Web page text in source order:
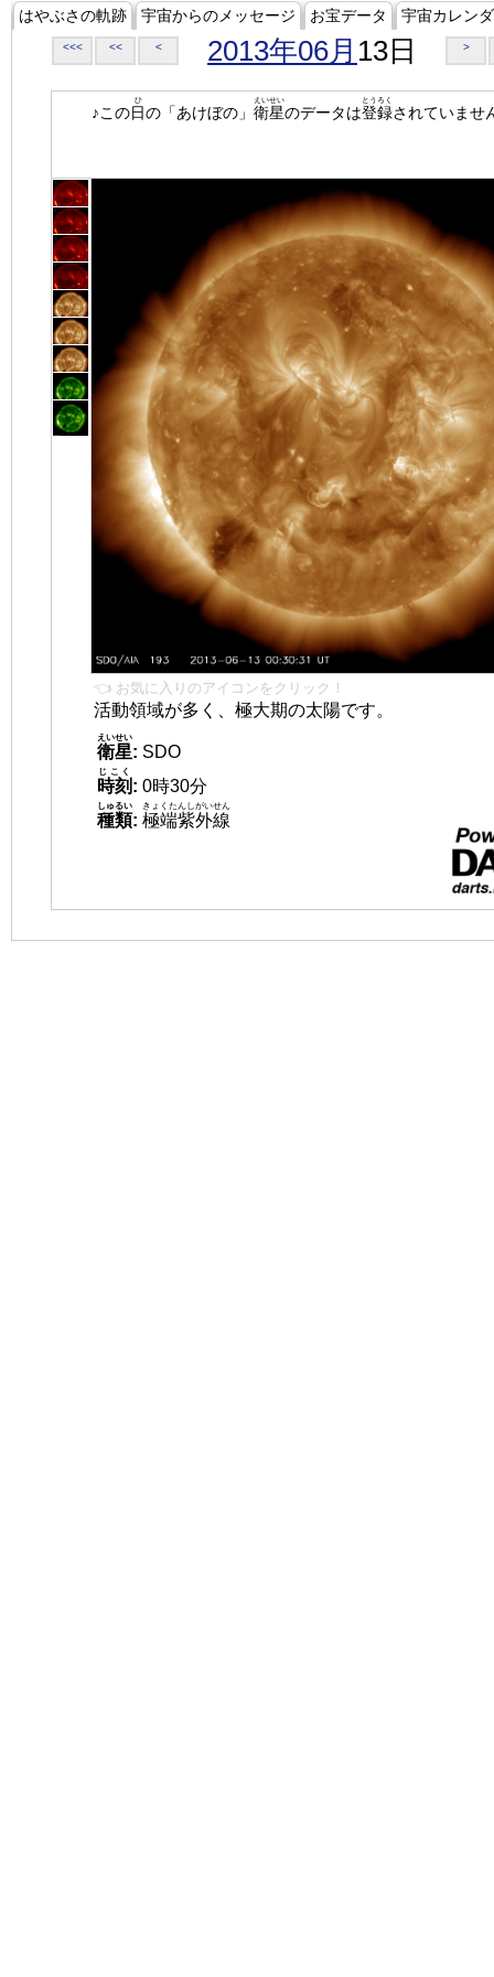
はやぶさの軌跡 宇宙からのメッセージ お宝データ 宇宙カレン
<<< << < 2013年06月 13日 >
♪この日
ひ
の「あけぼの」 衛星
えいせい
のデータは登録
とうろく
されていませ
👈 お気に入りのアイコンをクリック！
活動領域が多く、極大期の太陽です。
衛星
えいせい
: SDO
時刻
じこく
: 0時30分
種類
しゅるい
: 極端紫外線
きょくたんしがいせん